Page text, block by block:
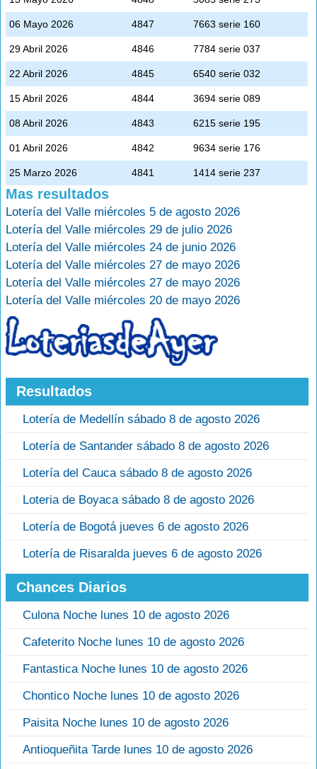
06 Mayo 2026 4847 7663 serie 160
29 Abril 2026 4846 7784 serie 037
22 Abril 2026 4845 6540 serie 032
15 Abril 2026 4844 3694 serie 089
08 Abril 2026 4843 6215 serie 195
01 Abril 2026 4842 9634 serie 176
25 Marzo 2026 4841 1414 serie 237
Mas resultados
Lotería del Valle miércoles 5 de agosto 2026
Lotería del Valle miércoles 29 de julio 2026
Lotería del Valle miércoles 24 de junio 2026
Lotería del Valle miércoles 27 de mayo 2026
Lotería del Valle miércoles 27 de mayo 2026
Lotería del Valle miércoles 20 de mayo 2026
Resultados
Lotería de Medellín sábado 8 de agosto 2026
Lotería de Santander sábado 8 de agosto 2026
Lotería del Cauca sábado 8 de agosto 2026
Loteria de Boyaca sábado 8 de agosto 2026
Lotería de Bogotá jueves 6 de agosto 2026
Lotería de Risaralda jueves 6 de agosto 2026
Chances Diarios
Culona Noche lunes 10 de agosto 2026
Cafeterito Noche lunes 10 de agosto 2026
Fantastica Noche lunes 10 de agosto 2026
Chontico Noche lunes 10 de agosto 2026
Paisita Noche lunes 10 de agosto 2026
Antioqueñita Tarde lunes 10 de agosto 2026